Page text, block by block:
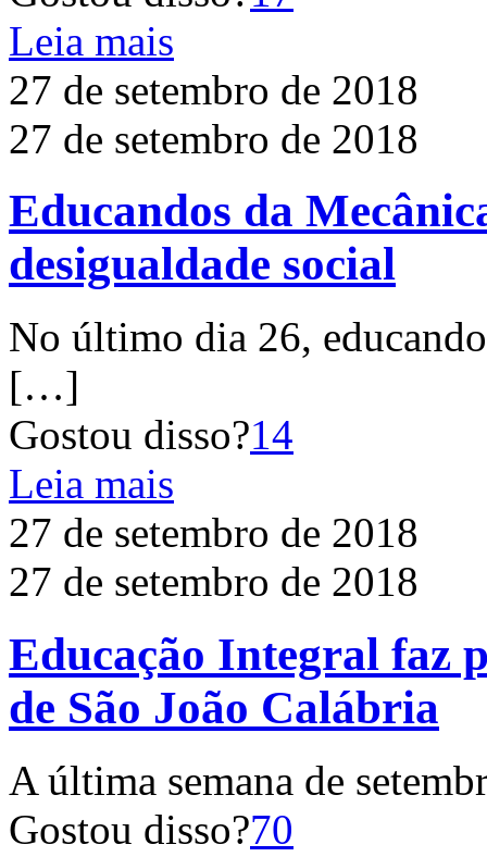
Leia mais
27 de setembro de 2018
27 de setembro de 2018
Educandos da
desigualdade social
No último dia 26,
[…]
Gostou disso?14
Leia mais
27 de setembro de 2018
27 de setembro de 2018
Educação Integral faz
de São João Calábria
A última semana de
Gostou disso?70